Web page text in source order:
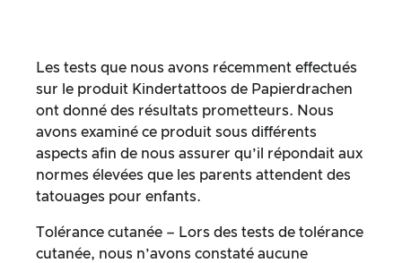
Les tests que nous avons récemment effectués
sur le produit Kindertattoos de Papierdrachen
ont donné des résultats prometteurs. Nous
avons examiné ce produit sous différents
aspects afin de nous assurer qu’il répondait aux
normes élevées que les parents attendent des
tatouages pour enfants.
Tolérance cutanée – Lors des tests de tolérance
cutanée, nous n’avons constaté aucune